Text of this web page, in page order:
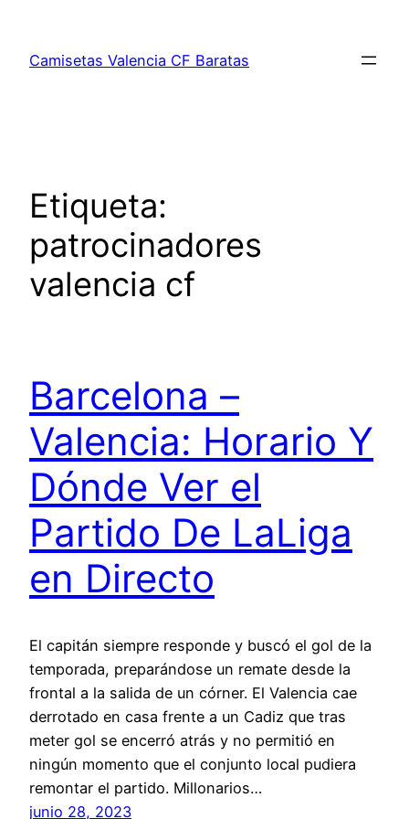
contenido
Camisetas Valencia CF Baratas
Etiqueta:
patrocinadores
valencia cf
Barcelona –
Valencia: Horario Y
Dónde Ver el
Partido De LaLiga
en Directo
El capitán siempre responde y buscó el gol de la
temporada, preparándose un remate desde la
frontal a la salida de un córner. El Valencia cae
derrotado en casa frente a un Cadiz que tras
meter gol se encerró atrás y no permitió en
ningún momento que el conjunto local pudiera
remontar el partido. Millonarios…
junio 28, 2023